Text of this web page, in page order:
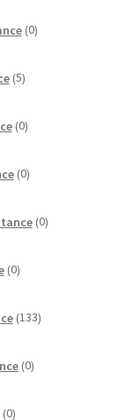
0izdelkov
5izdelkov
0izdelkov
0izdelkov
0izdelkov
0izdelkov
133izdelkov
0izdelkov
0